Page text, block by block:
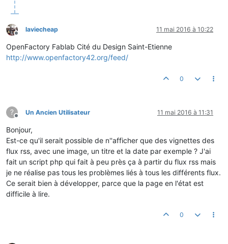
Hors-ligne
laviecheap 11 mai 2016 à 10:22
OpenFactory Fablab Cité du Design Saint-Etienne
http://www.openfactory42.org/feed/
0
?
Hors-ligne
Un Ancien Utilisateur 11 mai 2016 à 11:31
Bonjour,
Est-ce qu'il serait possible de n''afficher que des vignettes des
flux rss, avec une image, un titre et la date par exemple ? J'ai
fait un script php qui fait à peu près ça à partir du flux rss mais
je ne réalise pas tous les problèmes liés à tous les différents flux.
Ce serait bien à développer, parce que la page en l'état est
difficile à lire.
0